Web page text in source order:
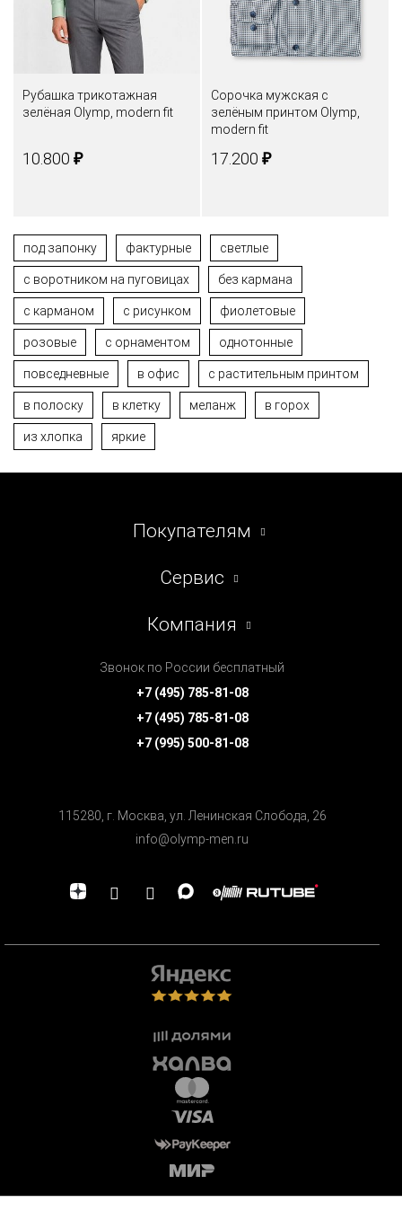
Рубашка трикотажная
зелёная Olymp, modern fit
10.800 ₽
Сорочка мужская с
зелёным принтом Olymp,
modern fit
17.200 ₽
под запонку фактурные светлые
c воротником на пуговицах без кармана
с карманом с рисунком фиолетовые
розовые с орнаментом однотонные
повседневные в офис с растительным принтом
в полоску в клетку меланж в горох
из хлопка яркие
Покупателям
Сервис
Компания
Звонок по России бесплатный
+7 (495) 785-81-08
+7 (495) 785-81-08
+7 (995) 500-81-08
115280, г. Москва, ул. Ленинская Cлобода, 26
info@olymp-men.ru